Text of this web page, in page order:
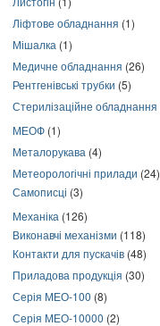
Ліфтове обладнання (1)
Мішалка (1)
Медичне обладнання (26)
Рентгенівські трубки (5)
Стерилізаційне обладнання
МЕОФ (1)
Металорукава (4)
Метеорологічні прилади (24)
Самописці (3)
Механіка (126)
Виконавчі механізми (118)
Контакти для пускачів (48)
Приладова продукція (30)
Серія МЕО-100 (8)
Серія МЕО-10000 (2)